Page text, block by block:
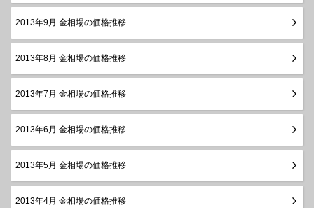
2013年9月 金相場の価格推移
2013年8月 金相場の価格推移
2013年7月 金相場の価格推移
2013年6月 金相場の価格推移
2013年5月 金相場の価格推移
2013年4月 金相場の価格推移